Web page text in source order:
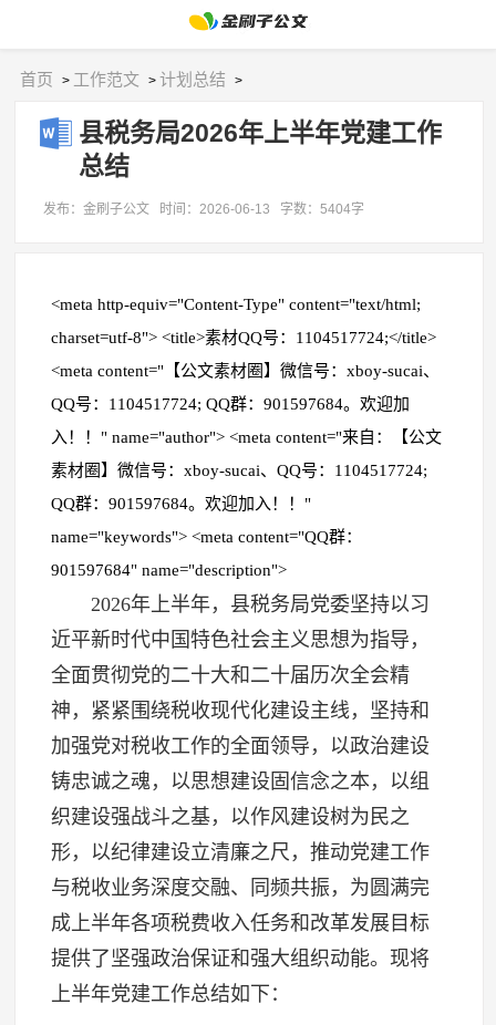
首页 > 工作范文 >计划总结 >
县税务局2026年上半年党建工作
总结
发布：金刷子公文 时间：2026-06-13 字数：5404字
<meta http-equiv="Content-Type" content="text/html;
charset=utf-8"> <title>素材QQ号：1104517724;</title>
<meta content="【公文素材圈】微信号：xboy-sucai、
QQ号：1104517724; QQ群：901597684。欢迎加
入！！" name="author"> <meta content="来自：【公文
素材圈】微信号：xboy-sucai、QQ号：1104517724;
QQ群：901597684。欢迎加入！！"
name="keywords"> <meta content="QQ群：
901597684" name="description">
2026年上半年，县税务局党委坚持以习
近平新时代中国特色社会主义思想为指导，
全面贯彻党的二十大和二十届历次全会精
神，紧紧围绕税收现代化建设主线，坚持和
加强党对税收工作的全面领导，以政治建设
铸忠诚之魂，以思想建设固信念之本，以组
织建设强战斗之基，以作风建设树为民之
形，以纪律建设立清廉之尺，推动党建工作
与税收业务深度交融、同频共振，为圆满完
成上半年各项税费收入任务和改革发展目标
提供了坚强政治保证和强大组织动能。现将
上半年党建工作总结如下：